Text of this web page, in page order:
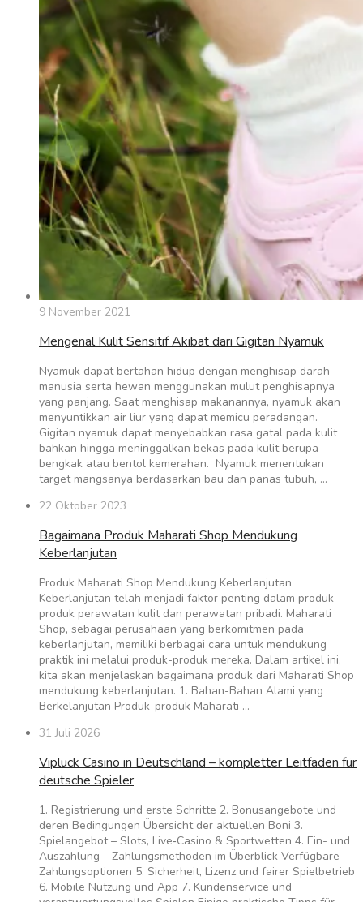
9 November 2021
Mengenal Kulit Sensitif Akibat dari Gigitan Nyamuk
Nyamuk dapat bertahan hidup dengan menghisap darah
manusia serta hewan menggunakan mulut penghisapnya
yang panjang. Saat menghisap makanannya, nyamuk akan
menyuntikkan air liur yang dapat memicu peradangan.
Gigitan nyamuk dapat menyebabkan rasa gatal pada kulit
bahkan hingga meninggalkan bekas pada kulit berupa
bengkak atau bentol kemerahan. Nyamuk menentukan
target mangsanya berdasarkan bau dan panas tubuh, …
22 Oktober 2023
Bagaimana Produk Maharati Shop Mendukung
Keberlanjutan
Produk Maharati Shop Mendukung Keberlanjutan
Keberlanjutan telah menjadi faktor penting dalam produk-
produk perawatan kulit dan perawatan pribadi. Maharati
Shop, sebagai perusahaan yang berkomitmen pada
keberlanjutan, memiliki berbagai cara untuk mendukung
praktik ini melalui produk-produk mereka. Dalam artikel ini,
kita akan menjelaskan bagaimana produk dari Maharati Shop
mendukung keberlanjutan. 1. Bahan-Bahan Alami yang
Berkelanjutan Produk-produk Maharati …
31 Juli 2026
Vipluck Casino in Deutschland – kompletter Leitfaden für
deutsche Spieler
1. Registrierung und erste Schritte 2. Bonusangebote und
deren Bedingungen Übersicht der aktuellen Boni 3.
Spielangebot – Slots, Live‑Casino & Sportwetten 4. Ein- und
Auszahlung – Zahlungsmethoden im Überblick Verfügbare
Zahlungsoptionen 5. Sicherheit, Lizenz und fairer Spielbetrieb
6. Mobile Nutzung und App 7. Kundenservice und